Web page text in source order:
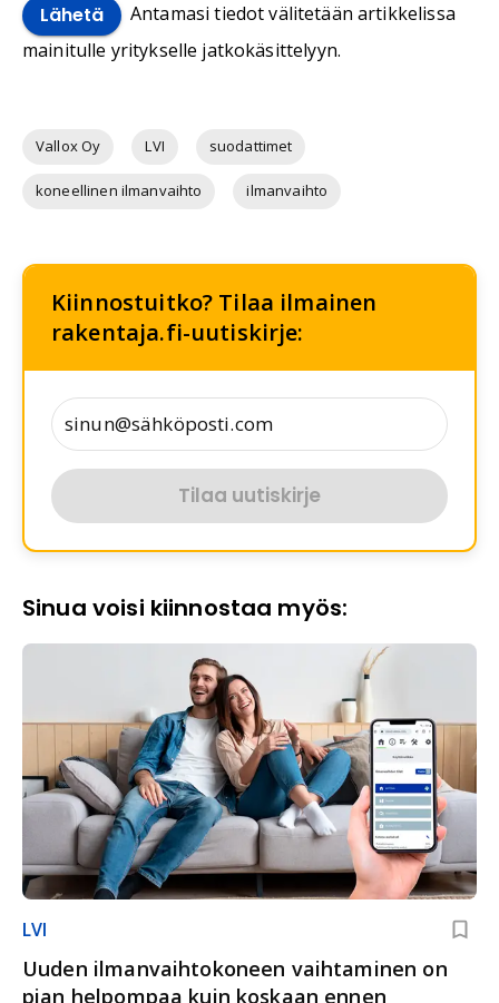
Lähetä
Antamasi tiedot välitetään artikkelissa
mainitulle yritykselle jatkokäsittelyyn.
Vallox Oy LVI suodattimet
koneellinen ilmanvaihto ilmanvaihto
Kiinnostuitko? Tilaa ilmainen
rakentaja.fi-uutiskirje:
Tilaa uutiskirje
Sinua voisi kiinnostaa myös:
LVI
Uuden ilmanvaihto­koneen vaihtaminen on
pian helpompaa kuin koskaan ennen